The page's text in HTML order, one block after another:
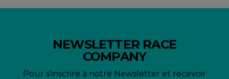
NEWSLETTER RACE
COMPANY
Pour s'inscrire à notre Newsletter et recevoir